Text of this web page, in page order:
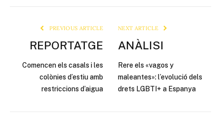
PREVIOUS ARTICLE
REPORTATGE
Comencen els casals i les
colònies d’estiu amb
restriccions d’aigua
NEXT ARTICLE
ANÀLISI
Rere els «vagos y
maleantes»: l’evolució dels
drets LGBTI+ a Espanya